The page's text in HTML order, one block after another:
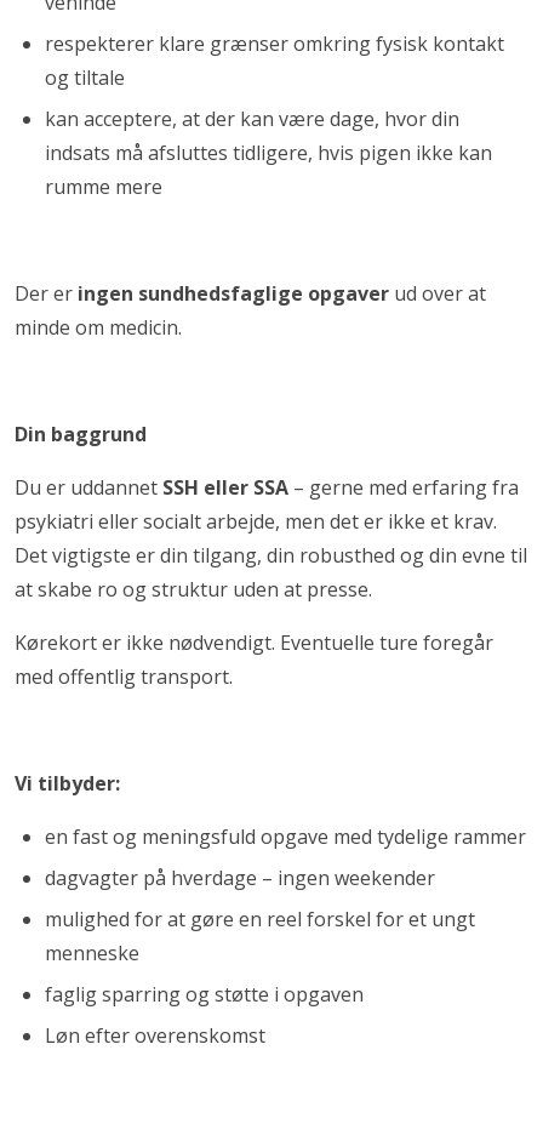
respekterer klare grænser omkring fysisk kontakt
og tiltale
kan acceptere, at der kan være dage, hvor din
indsats må afsluttes tidligere, hvis pigen ikke kan
rumme mere
Der er ingen sundhedsfaglige opgaver ud over at
minde om medicin.
Din baggrund
Du er uddannet SSH eller SSA – gerne med erfaring fra
psykiatri eller socialt arbejde, men det er ikke et krav.
Det vigtigste er din tilgang, din robusthed og din evne til
at skabe ro og struktur uden at presse.
Kørekort er ikke nødvendigt. Eventuelle ture foregår
med offentlig transport.
Vi tilbyder:
en fast og meningsfuld opgave med tydelige rammer
dagvagter på hverdage – ingen weekender
mulighed for at gøre en reel forskel for et ungt
menneske
faglig sparring og støtte i opgaven
Løn efter overenskomst